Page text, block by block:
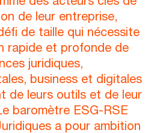
de leur entreprise,
de taille qui nécessite
rapide et profonde de
juridiques,
business et digitales
de leurs outils et de leur
baromètre ESG-RSE
a pour ambition